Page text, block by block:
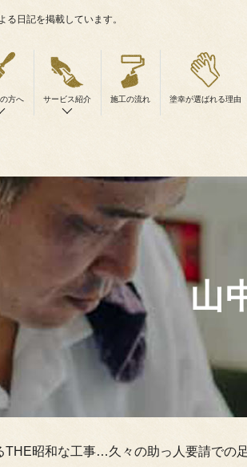
日記を掲載しています。
方へ サービス紹介 施工の流れ 塗幸が選ばれる理由
山
THE昭和な工事…久々の助っ人要請での